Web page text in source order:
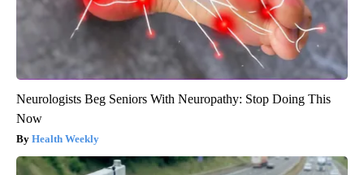
Neurologists Beg Seniors With Neuropathy: Stop Doing This
Now
Health Weekly